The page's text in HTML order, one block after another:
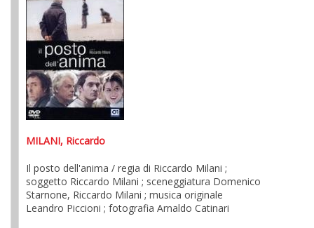
MILANI, Riccardo
Il posto dell'anima / regia di Riccardo Milani ;
soggetto Riccardo Milani ; sceneggiatura Domenico
Starnone, Riccardo Milani ; musica originale
Leandro Piccioni ; fotografia Arnaldo Catinari